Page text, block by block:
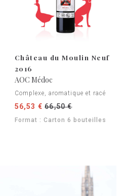
Château du Moulin Neuf
2016
AOC Médoc
Complexe, aromatique et racé
56,53 €66,50 €
Format : Carton 6 bouteilles